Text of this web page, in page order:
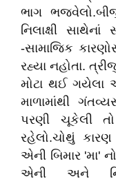
ભાગ
નિલાક્ષી
-સામાજિક
રહ્યા નહોતા.
મોટા થઈ ગયેલા
માળામાંથી
પરણી ચૂકેલી
રહેલો.ચોથું
એની બિમાર 'મા'
એની અને